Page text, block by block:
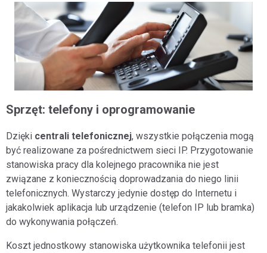
Sprzęt: telefony i oprogramowanie
Dzięki centrali telefonicznej, wszystkie połączenia mogą
być realizowane za pośrednictwem sieci IP. Przygotowanie
stanowiska pracy dla kolejnego pracownika nie jest
związane z koniecznością doprowadzania do niego linii
telefonicznych. Wystarczy jedynie dostęp do Internetu i
jakakolwiek aplikacja lub urządzenie (telefon IP lub bramka)
do wykonywania połączeń.
Koszt jednostkowy stanowiska użytkownika telefonii jest